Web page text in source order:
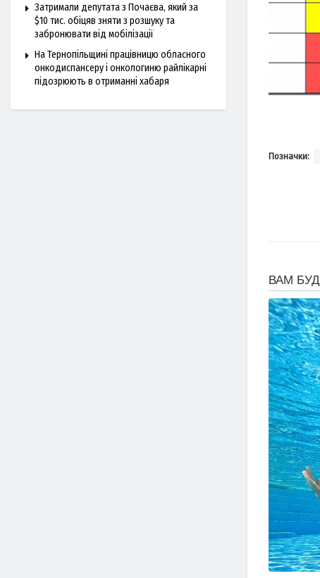
Позначки:
Затримали депутата з Почаєва, який за
$10 тис. обіцяв зняти з розшуку та
забронювати від мобілізації
На Тернопільщині працівницю обласного
онкодиспансеру і онкологиню райлікарні
підозрюють в отриманні хабаря